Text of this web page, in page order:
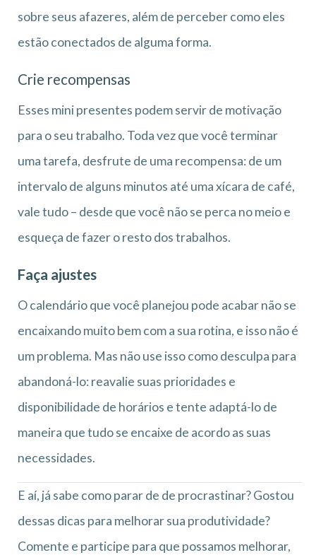
sobre seus afazeres, além de perceber como eles
estão conectados de alguma forma.
Crie recompensas
Esses mini presentes podem servir de motivação
para o seu trabalho. Toda vez que você terminar
uma tarefa, desfrute de uma recompensa: de um
intervalo de alguns minutos até uma xícara de café,
vale tudo – desde que você não se perca no meio e
esqueça de fazer o resto dos trabalhos.
Faça ajustes
O calendário que você planejou pode acabar não se
encaixando muito bem com a sua rotina, e isso não é
um problema. Mas não use isso como desculpa para
abandoná-lo: reavalie suas prioridades e
disponibilidade de horários e tente adaptá-lo de
maneira que tudo se encaixe de acordo as suas
necessidades.
E aí, já sabe como parar de de procrastinar? Gostou
dessas dicas para melhorar sua produtividade?
Comente e participe para que possamos melhorar,